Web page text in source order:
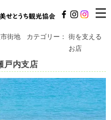
街地 カテゴリー： 街を支える
お店
戸内支店